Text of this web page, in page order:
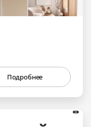
Подробнее